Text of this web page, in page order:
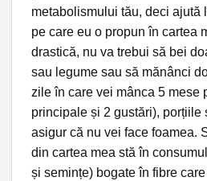
metabolismului tău, deci ajută
pe care eu o propun în cartea
drastică, nu va trebui să bei
sau legume sau să mănânci
zile în care vei mânca 5 mese
principale și 2 gustări), porțiile
asigur că nu vei face foamea.
din cartea mea stă în
și semințe) bogate în fibre